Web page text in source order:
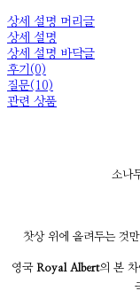
상세 설명 머리글
상세 설명
상세 설명 바닥글
후기(0)
질문(10)
관련 상품
소나
찻상 위에 올려두는 것
영국 Royal Albert의 본